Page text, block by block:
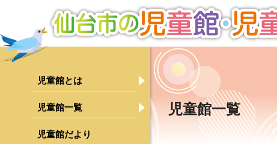
児童館とは 児童館について
ご利用にあたって
児童館一覧 青葉区
児童館だより
児童館一覧